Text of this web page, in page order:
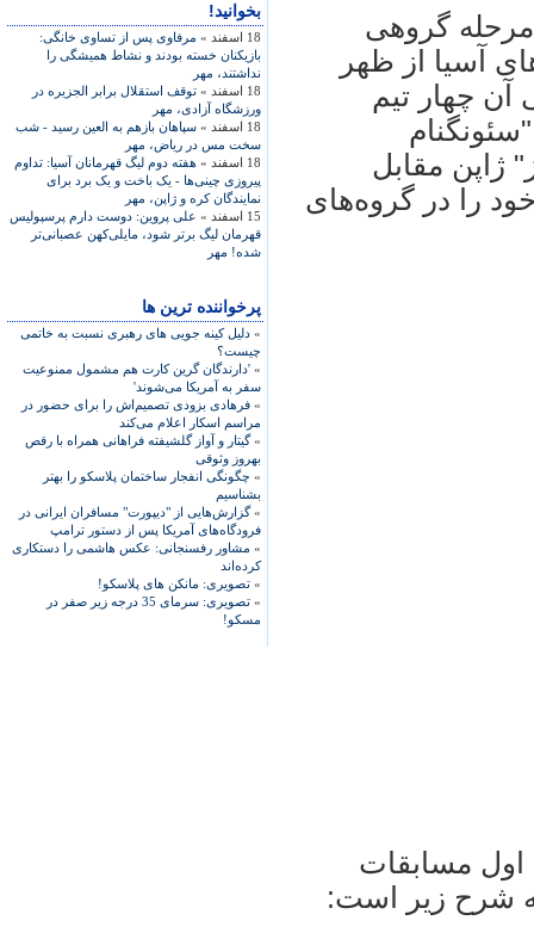
بخوانید!
18 اسفند »
مرفاوی پس از تساوی خانگی:
بازیکنان خسته بودند و نشاط همیشگی را
نداشتند، مهر
18 اسفند »
توقف استقلال برابر الجزیره در
ورزشگاه آزادی، مهر
18 اسفند »
سپاهان بازهم به العین رسید - شب
سخت مس در ریاض، مهر
18 اسفند »
هفته دوم لیگ قهرمانان آسیا: تداوم
پیروزی چینی‌ها - یک باخت و یک برد برای
نمایندگان کره و ژاپن، مهر
15 اسفند »
علی پروين: دوست دارم پرسپوليس
قهرمان ليگ برتر شود، مايلی‌کهن عصبانی‌تر
شده! مهر
پرخواننده ترین ها
» دلیل کینه جویی های رهبری نسبت به خاتمی
چیست؟
» 'دارندگان گرین کارت هم مشمول ممنوعیت
سفر به آمریکا می‌شوند'
» فرهادی بزودی تصمیم‌اش را برای حضور در
مراسم اسکار اعلام می‌کند
»گیتار و آواز گلشیفته فراهانی همراه با رقص
بهروز وثوقی
» چگونگی انفجار ساختمان پلاسکو را بهتر
بشناسیم
»گزارش‌هایی از "دیپورت" مسافران ایرانی در
فرودگاه‌های آمریکا پس از دستور ترامپ
» مشاور رفسنجانی: عکس هاشمی را دستکاری
کرده‌اند
» تصویری: مانکن های پلاسکو!
»
تصویری: سرمای 35 درجه زیر صفر در
مسکو!
گروهی
آسیا از ظهر
چهار تیم
ژاپن مقابل
را در گروه‌های
اول مسابقات
به شرح زیر است: